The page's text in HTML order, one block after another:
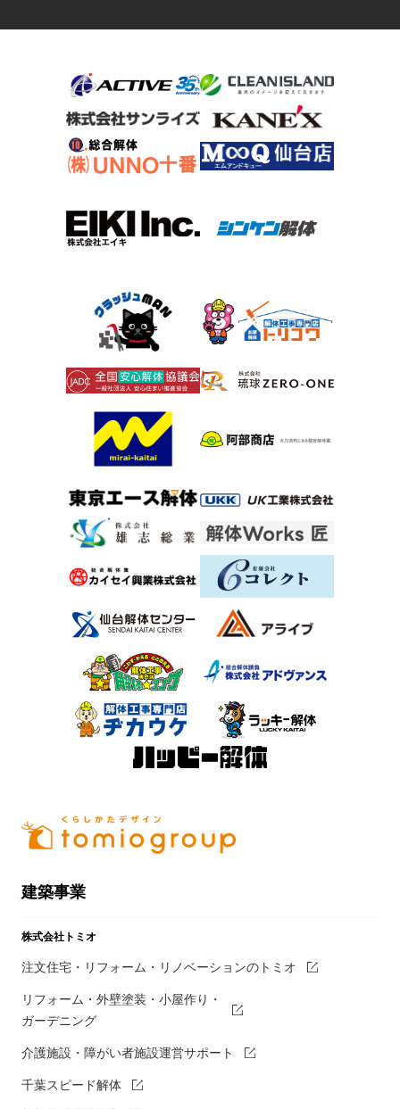
建築事業
株式会社トミオ
注文住宅・リフォーム・リノベーションのトミオ
リフォーム・外壁塗装・小屋作り・
ガーデニング
介護施設・障がい者施設運営サポート
千葉スピード解体